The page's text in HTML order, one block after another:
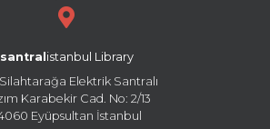
santral istanbul Library
Silahtarağa Elektrik Santralı
Karabekir Cad. No: 2/13
Eyüpsultan İstanbul